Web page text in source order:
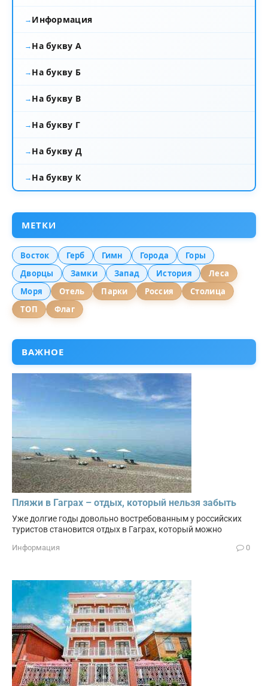
Информация
На букву А
На букву Б
На букву В
На букву Г
На букву Д
На букву К
МЕТКИ
Восток Герб Гимн Города
Горы
Дворцы
Замки Запад История
Леса
Моря
Отель Парки Россия
Столица
ТОП
Флаг
ВАЖНОЕ
Пляжи в Гаграх – отдых, который нельзя забыть
Уже долгие годы довольно востребованным у российских
туристов становится отдых в Гаграх, который можно
Информация 0